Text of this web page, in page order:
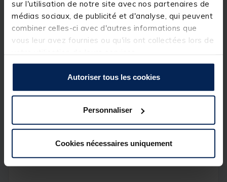
sur l'utilisation de notre site avec nos partenaires de
médias sociaux, de publicité et d'analyse, qui peuvent
combiner celles-ci avec d'autres informations que
vous leur avez fournies ou qu'ils ont collectées lors de
Autoriser tous les cookies
Personnaliser
Cookies nécessaires uniquement
tackle pva mesh funnel 7 m 22MM
Réference produit : 127238-2
Quantité: 1
Description